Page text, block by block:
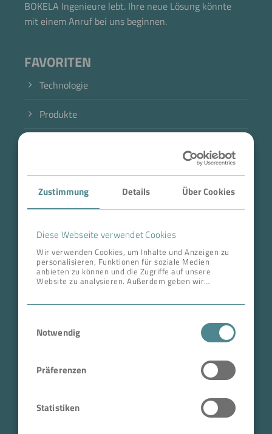
Zustimmung Details Über Cookies
Diese Webseite verwendet Cookies
Wir verwenden Cookies, um Inhalte und Anzeigen zu
personalisieren, Funktionen für soziale Medien
anbieten zu können und die Zugriffe auf unsere
Website zu analysieren. Außerdem geben wir
zusammen, die Sie ihnen bereitgestellt haben oder
die sie im Rahmen Ihrer Nutzung der Dienste
Notwendig
Präferenzen
Statistiken
BOKELA Ingenieure lebt. Ihre neue Lösung könnte
mit einem Anruf bei uns beginnen.
FAVORITEN
Technologie
Produkte
Case Studies
Über BOKELA
Karriere
ANSCHRIFT ZENTRALE
Tullastr. 64 | 76131 Karlsruhe
Telefon +49 721 96456-0
Geschäftsführer:
Jetzt direkt die gemerkte Auswahl anfragen.